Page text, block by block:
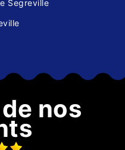
Segreville
nos